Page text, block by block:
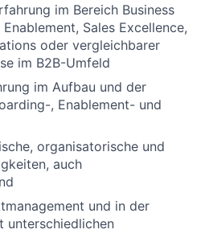
im Bereich Business
Sales Excellence,
oder vergleichbarer
im B2B-Umfeld
im Aufbau und der
, Enablement- und
organisatorische und
auch
und in der
unterschiedlichen